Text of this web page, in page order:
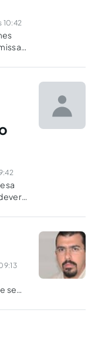
10:42
todas
se